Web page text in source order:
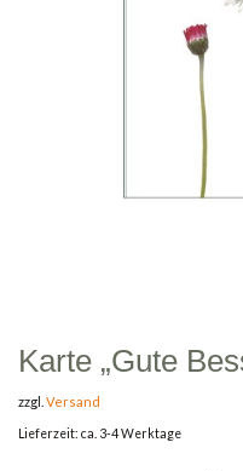
Karte „Gute
zzgl. Versand
Lieferzeit: ca. 3-4 Werktage